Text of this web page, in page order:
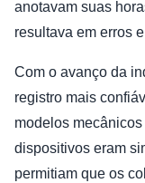
anotavam suas
resultava em erros
Com o avanço da
registro mais
modelos
dispositivos eram
permitiam que os